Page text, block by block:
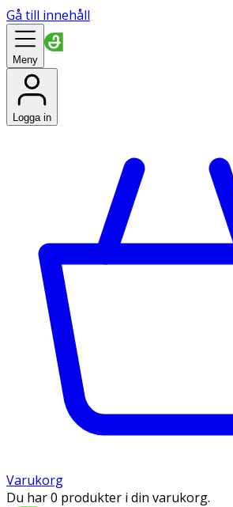
Gå till innehåll
Meny
Logga in
Varukorg
Du har 0 produkter i din varukorg.